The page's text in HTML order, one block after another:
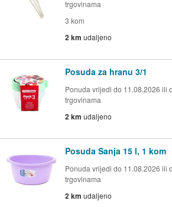
trgovinama
3 kom
2 km udaljeno
Posuda za hranu 3/1
Ponuda vrijedi do 11.08.2026 ili
trgovinama
2 km udaljeno
Posuda Sanja 15 l, 1 kom
Ponuda vrijedi do 11.08.2026 ili
trgovinama
2 km udaljeno